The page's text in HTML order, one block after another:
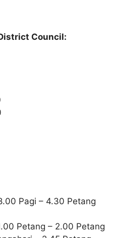
Council:
Pagi – 4.30 Petang
Petang – 2.00 Petang